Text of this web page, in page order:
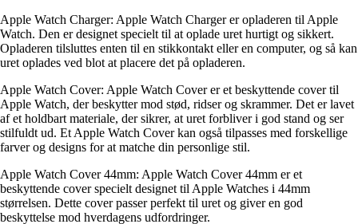
Apple Watch Charger: Apple Watch Charger er opladeren til Apple
Watch. Den er designet specielt til at oplade uret hurtigt og sikkert.
Opladeren tilsluttes enten til en stikkontakt eller en computer, og så kan
uret oplades ved blot at placere det på opladeren.
Apple Watch Cover: Apple Watch Cover er et beskyttende cover til
Apple Watch, der beskytter mod stød, ridser og skrammer. Det er lavet
af et holdbart materiale, der sikrer, at uret forbliver i god stand og ser
stilfuldt ud. Et Apple Watch Cover kan også tilpasses med forskellige
farver og designs for at matche din personlige stil.
Apple Watch Cover 44mm: Apple Watch Cover 44mm er et
beskyttende cover specielt designet til Apple Watches i 44mm
størrelsen. Dette cover passer perfekt til uret og giver en god
beskyttelse mod hverdagens udfordringer.